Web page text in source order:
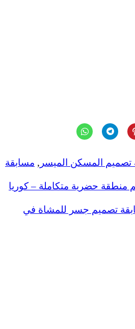
اضغط
للمشاركة
في
نافذة
انقر
للمشاركة
(فتح
في
نافذة
انقر
للمشاركة
في
نافذة
تصميم المسكن الميسر , مسابقة
حضرية متكاملة – كوريا
تصميم جسر للمشاة في